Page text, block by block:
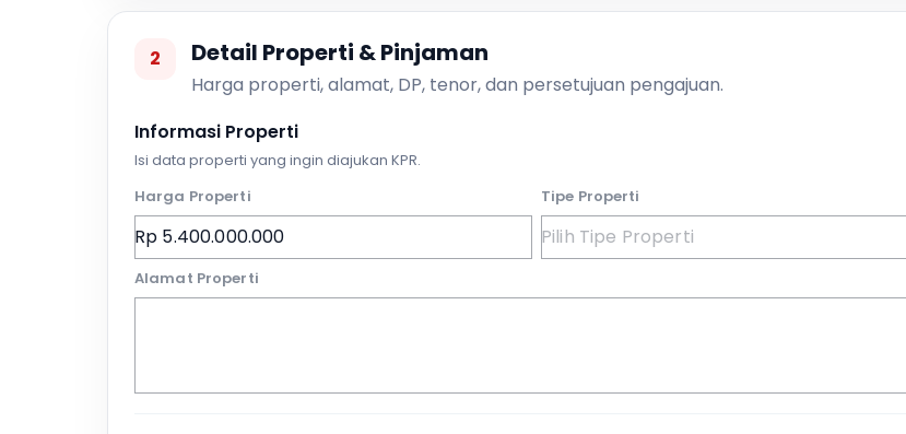
2 Detail Properti & Pinjaman
Harga properti, alamat, DP, tenor, dan persetujuan pengajuan.
Informasi Properti
Isi data properti yang ingin diajukan KPR.
Harga Properti
Tipe Properti
Alamat Properti